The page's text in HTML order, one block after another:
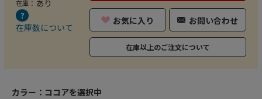
在庫： あり
在庫数について
お気に入り お問い合わせ
在庫以上のご注文について
カラー： ココアを選択中